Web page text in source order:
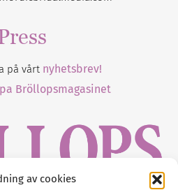
av cookies
på vårt nyhetsbrev!
Bröllopsmagasinet